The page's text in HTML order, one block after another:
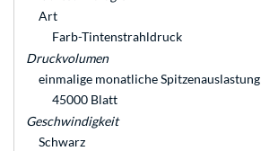
Art
Farb-Tintenstrahldruck
Druckvolumen
einmalige monatliche Spitzenauslastung
45000 Blatt
Geschwindigkeit
Schwarz